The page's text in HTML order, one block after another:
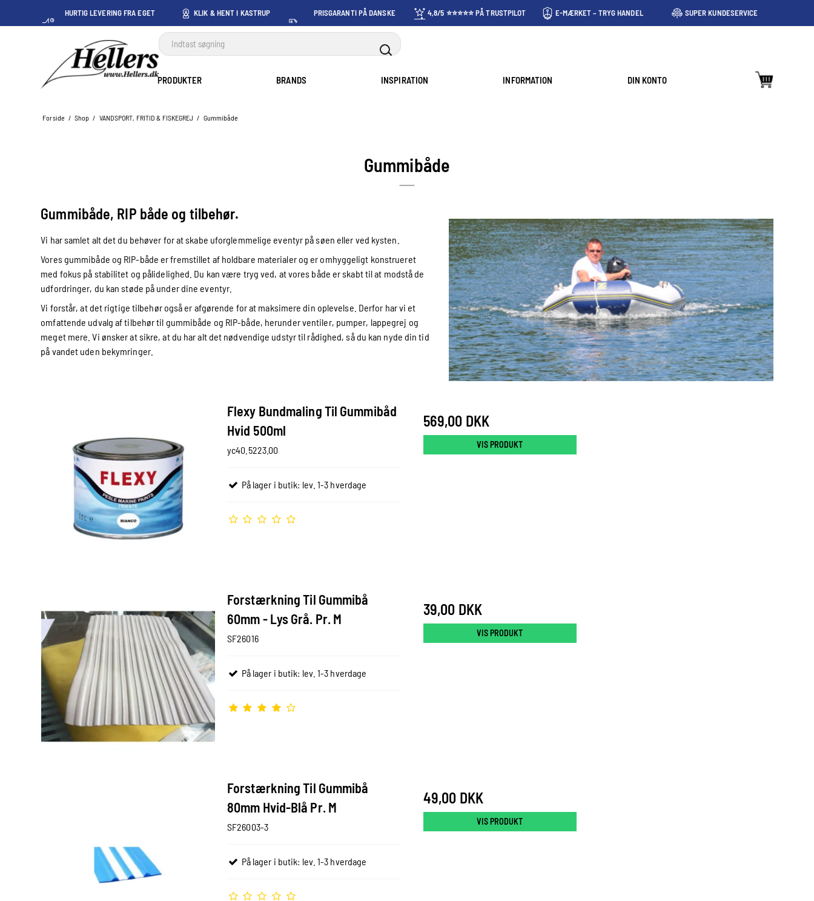
HURTIG LEVERING FRA EGET KLIK & HENT I KASTRUP PRISGARANTI PÅ DANSKE
PRISER
4,8/5 ⭐⭐⭐⭐⭐ PÅ TRUSTPILOT E-MÆRKET – TRYG HANDEL SUPER KUNDESERVICE
PRODUKTER BRANDS INSPIRATION INFORMATION DIN KONTO
Forside / Shop / VANDSPORT, FRITID & FISKEGREJ / Gummibåde
Gummibåde
Gummibåde, RIP både og tilbehør.
Vi har samlet alt det du behøver for at skabe uforglemmelige eventyr på søen eller ved kysten.
Vores gummibåde og RIP-både er fremstillet af holdbare materialer og er omhyggeligt konstrueret
med fokus på stabilitet og pålidelighed. Du kan være tryg ved, at vores både er skabt til at modstå de
udfordringer, du kan støde på under dine eventyr.
Vi forstår, at det rigtige tilbehør også er afgørende for at maksimere din oplevelse. Derfor har vi et
omfattende udvalg af tilbehør til gummibåde og RIP-både, herunder ventiler, pumper, lappegrej og
meget mere. Vi ønsker at sikre, at du har alt det nødvendige udstyr til rådighed, så du kan nyde din tid
på vandet uden bekymringer.
Flexy Bundmaling Til Gummibåd
Hvid 500ml
yc40.5223.00
På lager i butik: lev. 1-3 hverdage
569,00 DKK
VIS PRODUKT
Forstærkning Til Gummibå
60mm - Lys Grå. Pr. M
SF26016
På lager i butik: lev. 1-3 hverdage
39,00 DKK
VIS PRODUKT
Forstærkning Til Gummibå
80mm Hvid-Blå Pr. M
SF26003-3
På lager i butik: lev. 1-3 hverdage
49,00 DKK
VIS PRODUKT